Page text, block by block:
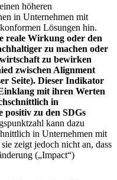
höheren
in Unternehmen mit
Lösungen hin.
reale Wirkung oder den
zu machen oder
zu bewirken
zwischen Alignment
Seite). Dieser Indikator
mit ihren Werten
in
positiv zu den SDGs
kann dazu
in Unternehmen mit
zeigt jedoch nicht an, dass
(„Impact“)